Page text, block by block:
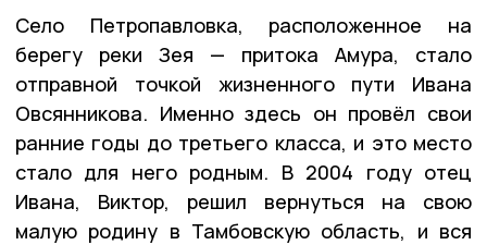
Село Петропавловка, расположенное на
берегу реки Зея — притока Амура, стало
отправной точкой жизненного пути Ивана
Овсянникова. Именно здесь он провёл свои
ранние годы до третьего класса, и это место
стало для него родным. В 2004 году отец
Ивана, Виктор, решил вернуться на свою
малую родину в Тамбовскую область, и вся